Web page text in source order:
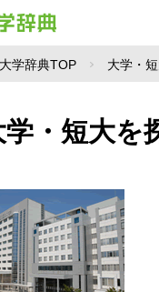
学辞典TOP 大学・
学・短大を